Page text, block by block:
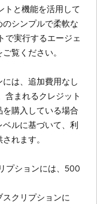
トと機能を活用して
シンプルで柔軟な
で実行するエージェ
ご覧ください。
は、追加費用なし
まれるクレジット
購入している場合
ルに基づいて、利
れます。
プションには、500
クリプションに